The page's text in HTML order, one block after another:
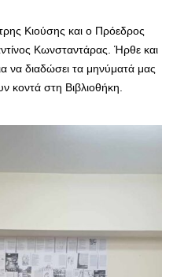
Κιούσης και ο Πρόεδρος
Κωνσταντάρας. Ήρθε και
να διαδώσει τα μηνύματά μας
κοντά στη Βιβλιοθήκη.